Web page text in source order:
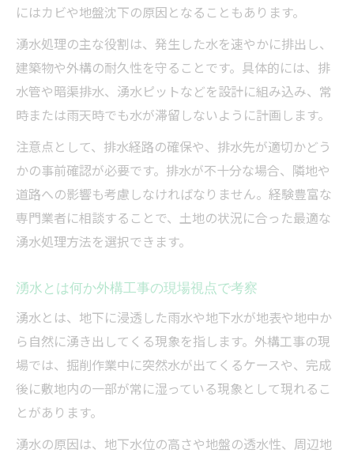
にはカビや地盤沈下の原因となることもあります。
湧水処理の主な役割は、発生した水を速やかに排出し、
建築物や外構の耐久性を守ることです。具体的には、排
水管や暗渠排水、湧水ピットなどを設計に組み込み、常
時または雨天時でも水が滞留しないように計画します。
注意点として、排水経路の確保や、排水先が適切かどう
かの事前確認が必要です。排水が不十分な場合、隣地や
道路への影響も考慮しなければなりません。経験豊富な
専門業者に相談することで、土地の状況に合った最適な
湧水処理方法を選択できます。
湧水とは何か外構工事の現場視点で考察
湧水とは、地下に浸透した雨水や地下水が地表や地中か
ら自然に湧き出してくる現象を指します。外構工事の現
場では、掘削作業中に突然水が出てくるケースや、完成
後に敷地内の一部が常に湿っている現象として現れるこ
とがあります。
湧水の原因は、地下水位の高さや地盤の透水性、周辺地